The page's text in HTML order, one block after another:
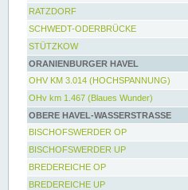
RATZDORF
SCHWEDT-ODERBRÜCKE
STÜTZKOW
ORANIENBURGER HAVEL
OHV KM 3.014 (HOCHSPANNUNG)
OHv km 1.467 (Blaues Wunder)
OBERE HAVEL-WASSERSTRASSE
BISCHOFSWERDER OP
BISCHOFSWERDER UP
BREDEREICHE OP
BREDEREICHE UP